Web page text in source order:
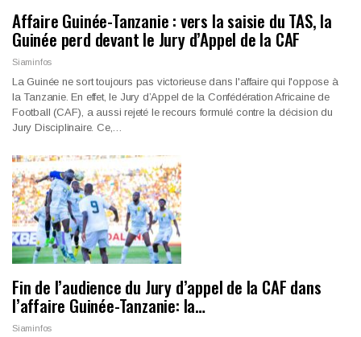
Affaire Guinée-Tanzanie : vers la saisie du TAS, la
Guinée perd devant le Jury d’Appel de la CAF
Siaminfos
La Guinée ne sort toujours pas victorieuse dans l'affaire qui l'oppose à
la Tanzanie. En effet, le Jury d’Appel de la Confédération Africaine de
Football (CAF), a aussi rejeté le recours formulé contre la décision du
Jury Disciplinaire. Ce,…
Fin de l’audience du Jury d’appel de la CAF dans
l’affaire Guinée-Tanzanie: la…
Siaminfos